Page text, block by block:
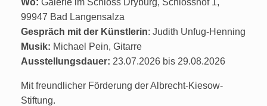
99947 Bad Langensalza
Gespräch mit der Künstlerin: Judith Unfug-Henning
Musik: Michael Pein, Gitarre
Ausstellungsdauer: 23.07.2026 bis 29.08.2026
Mit freundlicher Förderung der Albrecht-Kiesow-
Stiftung.